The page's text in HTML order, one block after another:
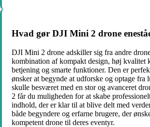
Hvad gør DJI Mini 2 drone
DJI Mini 2 drone adskiller sig fra andre
kombination af kompakt design, høj kvalitet
betjening og smarte funktioner. Den er
ønsker at begynde at udforske og optage fra
skulle besværet med en stor og avanceret
2 får du muligheden for at skabe
indhold, der er klar til at blive delt med
både begyndere og erfarne brugere, der
kompetent drone til deres eventyr.